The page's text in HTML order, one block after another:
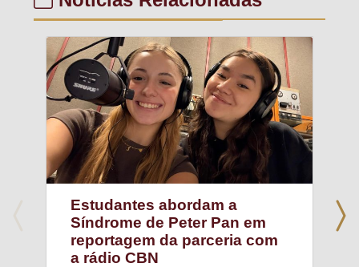
Estudantes abordam a
Síndrome de Peter Pan em
reportagem da parceria com
a rádio CBN